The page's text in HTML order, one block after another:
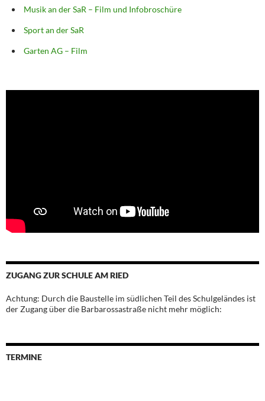
Musik an der SaR – Film und Infobroschüre
Sport an der SaR
Garten AG – Film
ZUGANG ZUR SCHULE AM RIED
Achtung: Durch die Baustelle im südlichen Teil des Schulgeländes ist
der Zugang über die Barbarossastraße nicht mehr möglich:
TERMINE